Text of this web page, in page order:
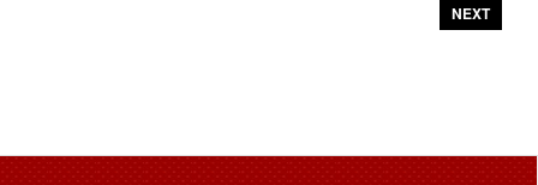
NEXT